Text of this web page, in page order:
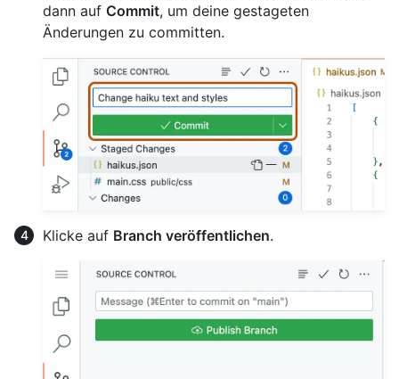
dann auf Commit, um deine gestageten
Änderungen zu committen.
Klicke auf Branch veröffentlichen.